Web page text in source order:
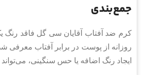
جمع‌بندی
روزانه از پوست در برابر آفتاب
ایجاد رنگ اضافه یا حس سنگینی،